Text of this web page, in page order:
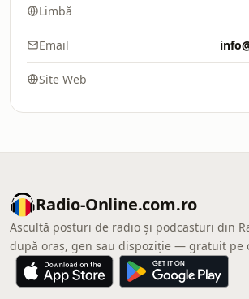
Limbă
Email
Site Web
Radio-Online.com.ro
Ascultă posturi de radio și podcasturi din
după oraș, gen sau dispoziție — gratuit pe